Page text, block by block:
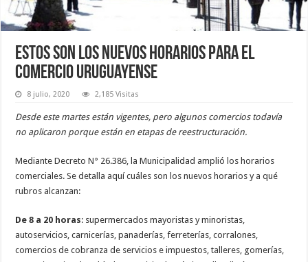
Estos son los nuevos horarios para el
comercio uruguayense
8 julio, 2020 2,185 Visitas
Desde este martes están vigentes, pero algunos comercios todavía
no aplicaron porque están en etapas de reestructuración.
Mediante Decreto N° 26.386, la Municipalidad amplió los horarios
comerciales. Se detalla aquí cuáles son los nuevos horarios y a qué
rubros alcanzan:
De 8 a 20 horas: supermercados mayoristas y minoristas,
autoservicios, carnicerías, panaderías, ferreterías, corralones,
comercios de cobranza de servicios e impuestos, talleres, gomerías,